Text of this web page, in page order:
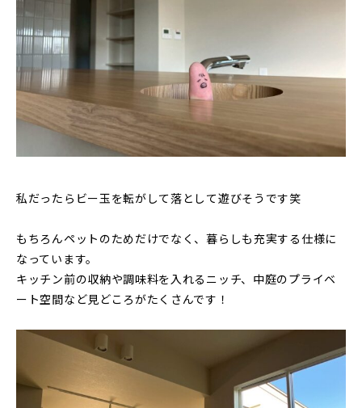
私だったらビー玉を転がして落として遊びそうです笑
もちろんペットのためだけでなく、暮らしも充実する仕様に
なっています。
キッチン前の収納や調味料を入れるニッチ、中庭のプライベ
ート空間など見どころがたくさんです！